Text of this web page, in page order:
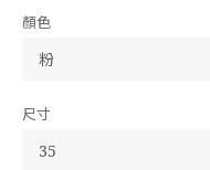
顏色
尺寸